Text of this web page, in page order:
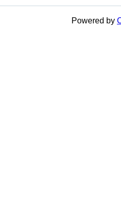
Powered by